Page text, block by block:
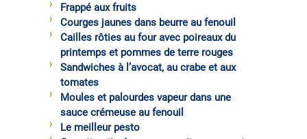
Frappé aux fruits
Courges jaunes dans beurre au fenouil
Cailles rôties au four avec poireaux du
printemps et pommes de terre rouges
Sandwiches à l’avocat, au crabe et aux
tomates
Moules et palourdes vapeur dans une
sauce crémeuse au fenouil
Le meilleur pesto